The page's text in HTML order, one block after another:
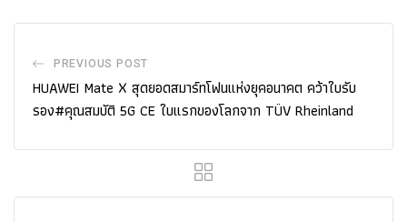
PREVIOUS POST
HUAWEI Mate X สุดยอดสมาร์ทโฟนแห่งยุคอนาคต คว้าใบรับ
รอง#คุณสมบัติ 5G CE ใบแรกของโลกจาก TÜV Rheinland